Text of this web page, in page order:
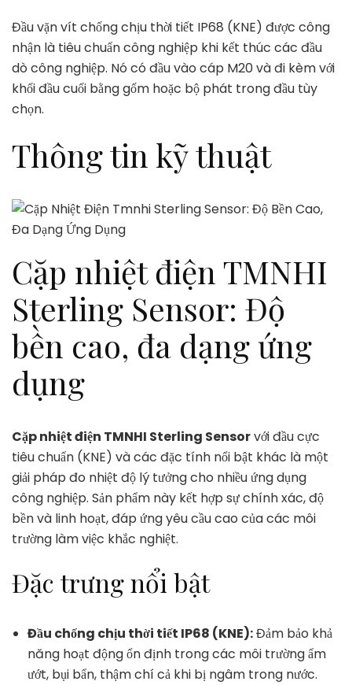
Đầu vặn vít chống chịu thời tiết IP68 (KNE) được công
nhận là tiêu chuẩn công nghiệp khi kết thúc các đầu
dò công nghiệp. Nó có đầu vào cáp M20 và đi kèm với
khối đầu cuối bằng gốm hoặc bộ phát trong đầu tùy
chọn.
Thông tin kỹ thuật
Cặp nhiệt điện TMNHI
Sterling Sensor: Độ
bền cao, đa dạng ứng
dụng
Cặp nhiệt điện TMNHI Sterling Sensorvới đầu cực
tiêu chuẩn (KNE) và các đặc tính nổi bật khác là một
giải pháp đo nhiệt độ lý tưởng cho nhiều ứng dụng
công nghiệp. Sản phẩm này kết hợp sự chính xác, độ
bền và linh hoạt, đáp ứng yêu cầu cao của các môi
trường làm việc khắc nghiệt.
Đặc trưng nổi bật
Đầu chống chịu thời tiết IP68 (KNE):Đảm bảo khả
năng hoạt động ổn định trong các môi trường ẩm
ướt, bụi bẩn, thậm chí cả khi bị ngâm trong nước.